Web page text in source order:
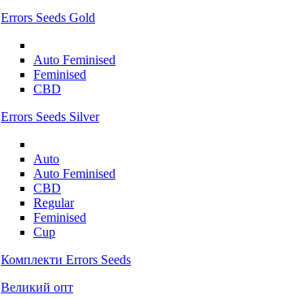
Errors Seeds Gold
Auto Feminised
Feminised
CBD
Errors Seeds Silver
Auto
Auto Feminised
CBD
Regular
Feminised
Cup
Комплекти Errors Seeds
Великий опт